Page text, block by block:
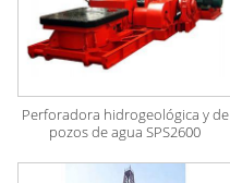
Perforadora hidrogeológica y de
pozos de agua SPS2600